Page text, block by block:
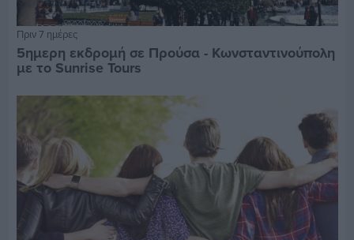
Πριν 7 ημέρες
5ημερη εκδρομή σε Προύσα - Κωνσταντινούπολη
με το Sunrise Tours